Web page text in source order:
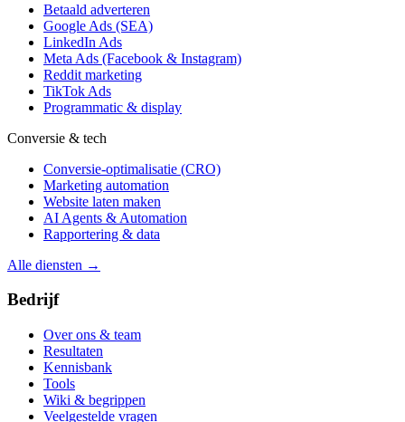
Betaald adverteren
Google Ads (SEA)
LinkedIn Ads
Meta Ads (Facebook & Instagram)
Reddit marketing
TikTok Ads
Programmatic & display
Conversie & tech
Conversie-optimalisatie (CRO)
Marketing automation
Website laten maken
AI Agents & Automation
Rapportering & data
Alle diensten →
Bedrijf
Over ons & team
Resultaten
Kennisbank
Tools
Wiki & begrippen
Veelgestelde vragen